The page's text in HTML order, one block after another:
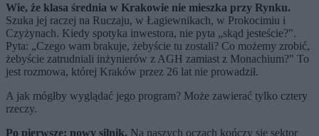
Wie, że klasa średnia w Krakowie nie mieszka przy Rynku.
Szuka jej raczej na Ruczaju, w Łagiewnikach, w Prokocimiu i
Czyżynach. Kiedy spotyka inwestora, nie pyta „skąd jesteście?".
Pyta: „Czego wam brakuje, żebyście tu zostali? Co możemy zrobić,
żebyście zatrudniali inżynierów z AGH zamiast z Monachium?" To
jest rozmowa, której Kraków przez 26 lat nie prowadził.
A jak mógłby wyglądać jego program? Może zawierać tylko cztery
rzeczy.
Po pierwsze: nowy silnik. Na naszych oczach kończy się sektor